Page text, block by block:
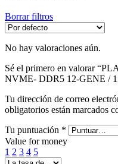
Borrar filtros
No hay valoraciones aún.
Sé el primero en valorar
NVME- DDR5 12-GENE /
Tu dirección de correo
obligatorios están marcados
Tu puntuación *
Value for money
1 2 3 4 5